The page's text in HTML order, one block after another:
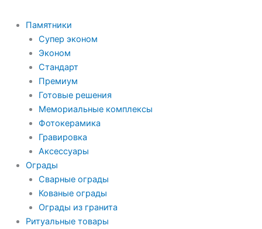
Памятники
Супер эконом
Эконом
Стандарт
Премиум
Готовые решения
Мемориальные комплексы
Фотокерамика
Гравировка
Аксессуары
Ограды
Сварные ограды
Кованые ограды
Ограды из гранита
Ритуальные товары